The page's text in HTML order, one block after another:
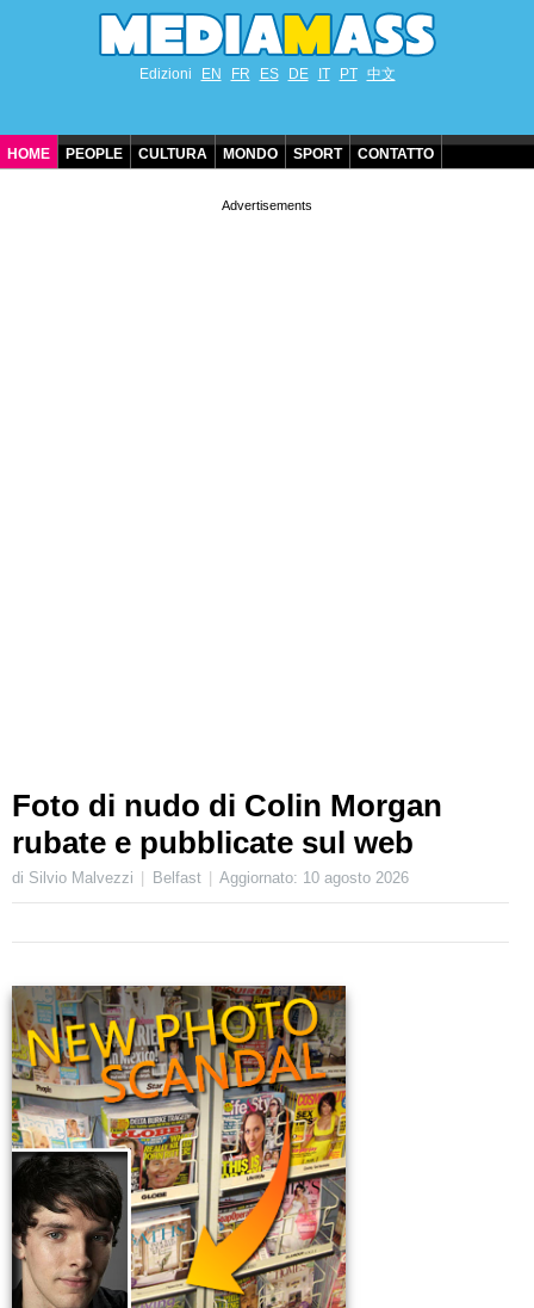
Edizioni EN FR ES DE IT PT 中文
HOME PEOPLE CULTURA MONDO SPORT CONTATTO
Foto di nudo di Colin Morgan
rubate e pubblicate sul web
di Silvio Malvezzi Belfast Aggiornato: 10 agosto 2026